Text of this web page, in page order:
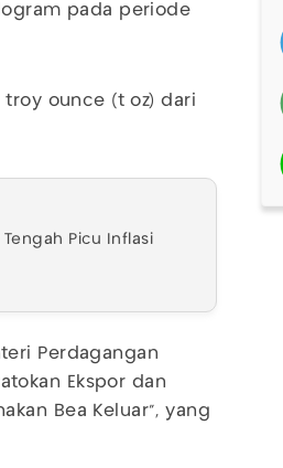
pada periode
troy ounce (t oz) dari
Tengah Picu Inflasi
Perdagangan
Ekspor dan
Bea Keluar”, yang